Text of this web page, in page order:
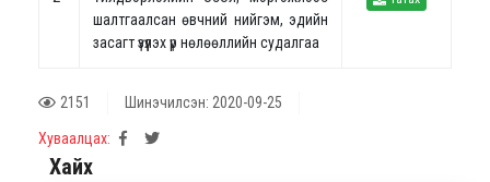
шалтгаалсан өвчний нийгэм, эдийн
засагт үзүүлэх үр нөлөөллийн судалгаа
2151 Шинэчилсэн: 2020-09-25
Хуваалцах:
Хайх